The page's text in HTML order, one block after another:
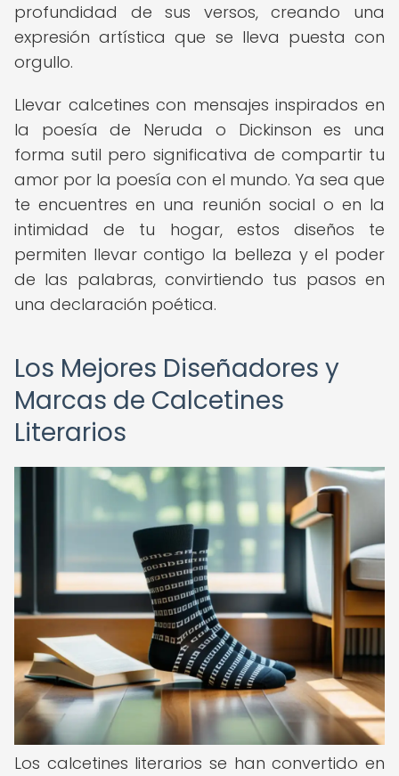
profundidad de sus versos, creando una
expresión artística que se lleva puesta con
orgullo.
Llevar calcetines con mensajes inspirados en
la poesía de Neruda o Dickinson es una
forma sutil pero significativa de compartir tu
amor por la poesía con el mundo. Ya sea que
te encuentres en una reunión social o en la
intimidad de tu hogar, estos diseños te
permiten llevar contigo la belleza y el poder
de las palabras, convirtiendo tus pasos en
una declaración poética.
Los Mejores Diseñadores y
Marcas de Calcetines
Literarios
Los calcetines literarios se han convertido en